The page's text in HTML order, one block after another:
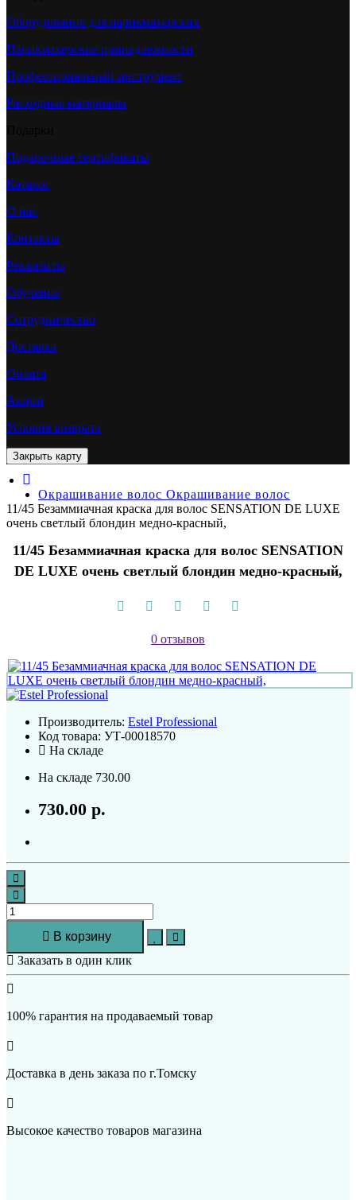
Оборудование для парикмахерских
Парикмахерские принадлежности
Профессиональный инструмент
Расходные материалы
Подарочные сертификаты
Каталог
О нас
Контакты
Реквизиты
Обучение
Сотрудничество
Доставка
Оплата
Акции
Условия возврата
Окрашивание волос Окрашивание волос
11/45 Безаммиачная краска для волос SENSATION DE LUXE
очень светлый блондин медно-красный,
11/45 Безаммиачная краска для волос SENSATION
DE LUXE очень светлый блондин медно-красный,
0 отзывов
Производитель: Estel Professional
Код товара: УТ-00018570
На складе
На складе 730.00
730.00 р.
В корзину
Заказать в один клик
100% гарантия на продаваемый товар
Доставка в день заказа по г.Томску
Высокое качество товаров магазина